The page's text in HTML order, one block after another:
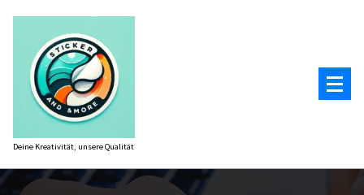
springen
Deine Kreativität, unsere Qualität